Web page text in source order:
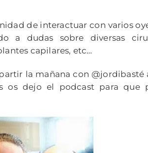
de interactuar con varios
a dudas sobre diversas
capilares, etc…
la mañana con @jordibasté
os dejo el podcast para que